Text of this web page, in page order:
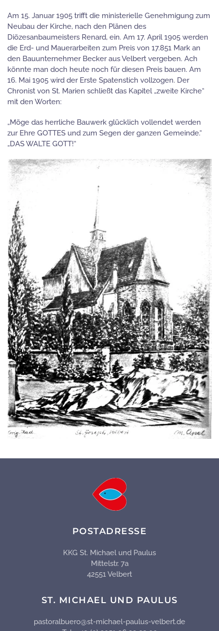
Am 15. Januar 1905 trifft die ministerielle Genehmigung zum
Neubau der Kirche, nach den Plänen des
Diözesanbaumeisters Renard, ein. Am 17. April 1905 werden
die Erd- und Mauerarbeiten zum Preis von 17.851 Mark an
den Bauunternehmer Becker aus Velbert vergeben. Ach
könnte man doch heute noch für diesen Preis bauen. Am
16. Mai 1905 wird der Erste Spatenstich vollzogen. Der
Chronist von St. Marien schließt das Kapitel „zweite Kirche“
mit den Worten:
„Möge das herrliche Bauwerk glücklich vollendet werden
zur Ehre GOTTES und zum Segen der ganzen Gemeinde.“
„DAS WALTE GOTT!“
POSTADRESSE
KKG St. Michael und Paulus
Mittelstr. 7a
42551 Velbert
ST. MICHAEL UND PAULUS
pastoralbuero@st-michael-paulus-velbert.de